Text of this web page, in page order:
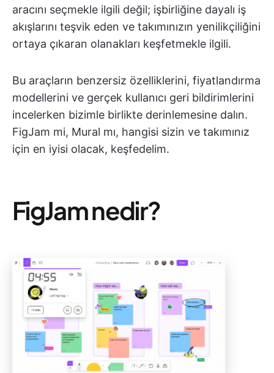
aracını seçmekle ilgili değil; işbirliğine dayalı iş
akışlarını teşvik eden ve takımınızın yenilikçiliğini
ortaya çıkaran olanakları keşfetmekle ilgili.
Bu araçların benzersiz özelliklerini, fiyatlandırma
modellerini ve gerçek kullanıcı geri bildirimlerini
incelerken bizimle birlikte derinlemesine dalın.
FigJam mi, Mural mı, hangisi sizin ve takımınız
için en iyisi olacak, keşfedelim.
FigJam nedir?